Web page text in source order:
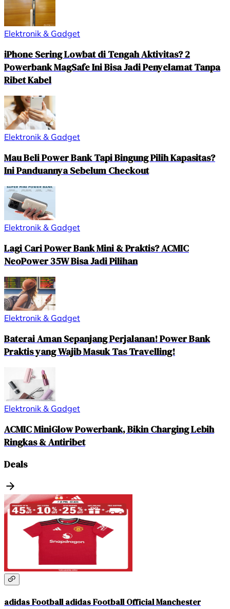
Elektronik & Gadget
iPhone Sering Lowbat di Tengah Aktivitas? 2
Powerbank MagSafe Ini Bisa Jadi Penyelamat Tanpa
Ribet Kabel
Elektronik & Gadget
Mau Beli Power Bank Tapi Bingung Pilih Kapasitas?
Ini Panduannya Sebelum Checkout
Elektronik & Gadget
Lagi Cari Power Bank Mini & Praktis? ACMIC
NeoPower 35W Bisa Jadi Pilihan
Elektronik & Gadget
Baterai Aman Sepanjang Perjalanan! Power Bank
Praktis yang Wajib Masuk Tas Travelling!
Elektronik & Gadget
ACMIC MiniGlow Powerbank, Bikin Charging Lebih
Ringkas & Antiribet
Deals
adidas Football adidas Football Official Manchester